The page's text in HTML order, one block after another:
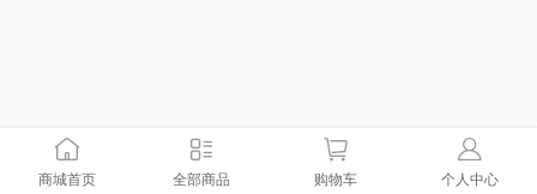
商城首页 全部商品 购物车 个人中心